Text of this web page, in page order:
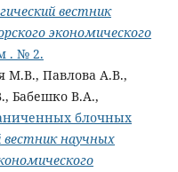
вестник
экономического
. № 2.
М.В., Павлова А.В.,
Бабешко В.А.,
блочных
вестник научных